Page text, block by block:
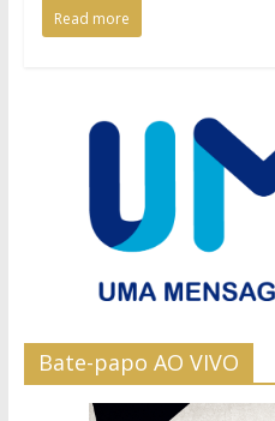
Read more
Bate-papo AO VIVO